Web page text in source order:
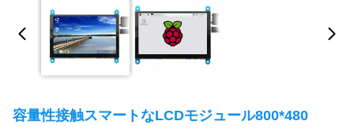
容量性接触スマートなLCDモジュール800*480